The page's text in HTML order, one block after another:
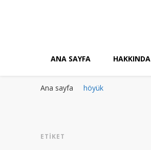
ANA SAYFA HAKKINDA
Ana sayfa höyük
ETIKET